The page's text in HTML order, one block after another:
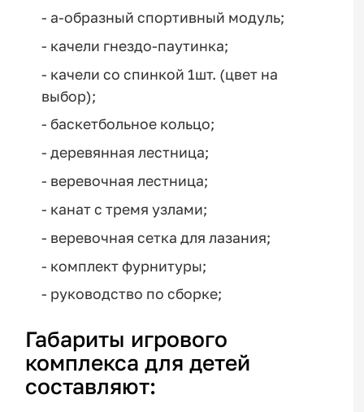
- а-образный спортивный модуль;
- качели гнездо-паутинка;
- качели со спинкой 1шт. (цвет на
выбор);
- баскетбольное кольцо;
- деревянная лестница;
- веревочная лестница;
- канат с тремя узлами;
- веревочная сетка для лазания;
- комплект фурнитуры;
- руководство по сборке;
Габариты игрового
комплекса для детей
составляют: